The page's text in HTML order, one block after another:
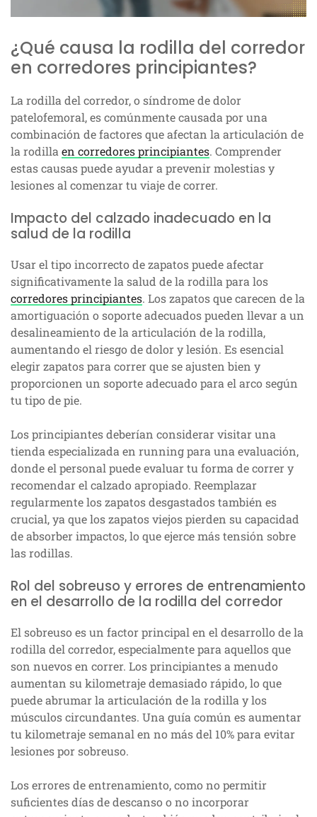
¿Qué causa la rodilla del corredor
en corredores principiantes?
La rodilla del corredor, o síndrome de dolor
patelofemoral, es comúnmente causada por una
combinación de factores que afectan la articulación de
la rodilla en corredores principiantes. Comprender
estas causas puede ayudar a prevenir molestias y
lesiones al comenzar tu viaje de correr.
Impacto del calzado inadecuado en la
salud de la rodilla
Usar el tipo incorrecto de zapatos puede afectar
significativamente la salud de la rodilla para los
corredores principiantes. Los zapatos que carecen de la
amortiguación o soporte adecuados pueden llevar a un
desalineamiento de la articulación de la rodilla,
aumentando el riesgo de dolor y lesión. Es esencial
elegir zapatos para correr que se ajusten bien y
proporcionen un soporte adecuado para el arco según
tu tipo de pie.
Los principiantes deberían considerar visitar una
tienda especializada en running para una evaluación,
donde el personal puede evaluar tu forma de correr y
recomendar el calzado apropiado. Reemplazar
regularmente los zapatos desgastados también es
crucial, ya que los zapatos viejos pierden su capacidad
de absorber impactos, lo que ejerce más tensión sobre
las rodillas.
Rol del sobreuso y errores de entrenamiento
en el desarrollo de la rodilla del corredor
El sobreuso es un factor principal en el desarrollo de la
rodilla del corredor, especialmente para aquellos que
son nuevos en correr. Los principiantes a menudo
aumentan su kilometraje demasiado rápido, lo que
puede abrumar la articulación de la rodilla y los
músculos circundantes. Una guía común es aumentar
tu kilometraje semanal en no más del 10% para evitar
lesiones por sobreuso.
Los errores de entrenamiento, como no permitir
suficientes días de descanso o no incorporar